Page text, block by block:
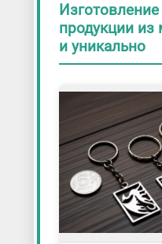
продукции из
и уникально